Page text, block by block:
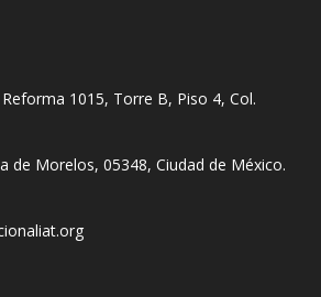
1015, Torre B, Piso 4, Col.
de Morelos, 05348, Ciudad de México.